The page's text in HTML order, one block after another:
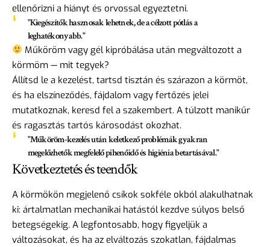
ellenőrizni a hiányt és orvossal egyeztetni.
"Kiegészítők hasznosak lehetnek, de a célzott pótlás a
leghatékonyabb."
Műköröm vagy gél kipróbálása után megváltozott a
körmöm — mit tegyek?
Állítsd le a kezelést, tartsd tisztán és szárazon a körmöt,
és ha elszíneződés, fájdalom vagy fertőzés jelei
mutatkoznak, keresd fel a szakembert. A túlzott manikűr
és ragasztás tartós károsodást okozhat.
"Műköröm-kezelés után keletkező problémák gyakran
megelőzhetők megfelelő pihenőidő és higiénia betartásával."
Következtetés és teendők
A körmökön megjelenő csíkok sokféle okból alakulhatnak
ki: ártalmatlan mechanikai hatástól kezdve súlyos belső
betegségekig. A legfontosabb, hogy figyeljük a
változásokat, és ha az elváltozás szokatlan, fájdalmas